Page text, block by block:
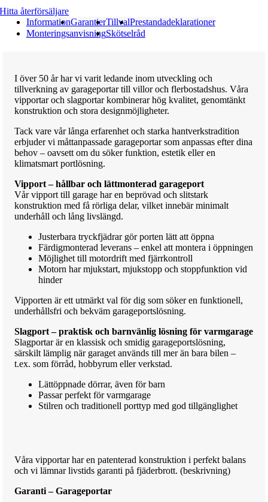
Hitta återförsäljare
InformationGarantierTillvalPrestandadeklarationer
MonteringsanvisningSkötselråd
I över 50 år har vi varit ledande inom utveckling och
tillverkning av garageportar till villor och flerbostadshus. Våra
vipportar och slagportar kombinerar hög kvalitet, genomtänkt
konstruktion och stora designmöjligheter.
Tack vare vår långa erfarenhet och starka hantverkstradition
erbjuder vi måttanpassade garageportar som anpassas efter dina
behov – oavsett om du söker funktion, estetik eller en
klimatsmart portlösning.
Vipport – hållbar och lättmonterad garageport
Vår vipport till garage har en beprövad och slitstark
konstruktion med få rörliga delar, vilket innebär minimalt
underhåll och lång livslängd.
Justerbara tryckfjädrar gör porten lätt att öppna
Färdigmonterad leverans – enkel att montera i öppningen
Möjlighet till motordrift med fjärrkontroll
Motorn har mjukstart, mjukstopp och stoppfunktion vid
hinder
Vipporten är ett utmärkt val för dig som söker en funktionell,
underhållsfri och bekväm garageportslösning.
Slagport – praktisk och barnvänlig lösning för varmgarage
Slagportar är en klassisk och smidig garageportslösning,
särskilt lämplig när garaget används till mer än bara bilen –
t.ex. som förråd, hobbyrum eller verkstad.
Lättöppnade dörrar, även för barn
Passar perfekt för varmgarage
Stilren och traditionell porttyp med god tillgänglighet
Våra vipportar har en patenterad konstruktion i perfekt balans
och vi lämnar livstids garanti på fjäderbrott. (beskrivning)
Garanti – Garageportar